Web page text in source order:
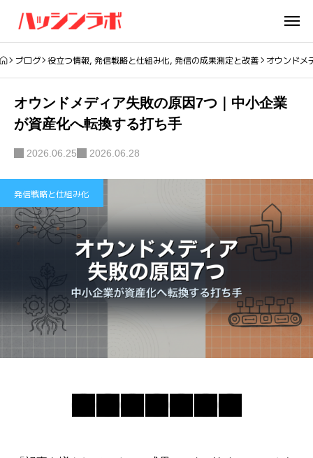
ブログ 役立つ情報,発信戦略と仕組み化,発信の成果測定と改善 オウンドメ
オウンドメディア失敗の原因7つ｜中小企業
が資産化へ転換する打ち手
2026.06.25 2026.06.28
発信戦略と仕組み化